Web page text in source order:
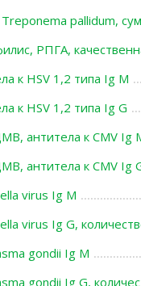
pallidum,
РПГА,
к HSV 1,2 типа Ig М
к HSV 1,2 типа Ig G
антитела к СMV Ig
антитела к СMV Ig
virus Ig M
virus Ig G,
gondii Ig M
gondii Ig G,